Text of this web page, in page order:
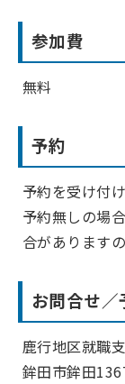
参加費
無料
予約
予約を受け付
予約無しの場
合があります
お問合せ
鹿行地区就職
鉾田市鉾田